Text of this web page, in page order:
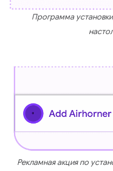
Программа
Рекламная акция по